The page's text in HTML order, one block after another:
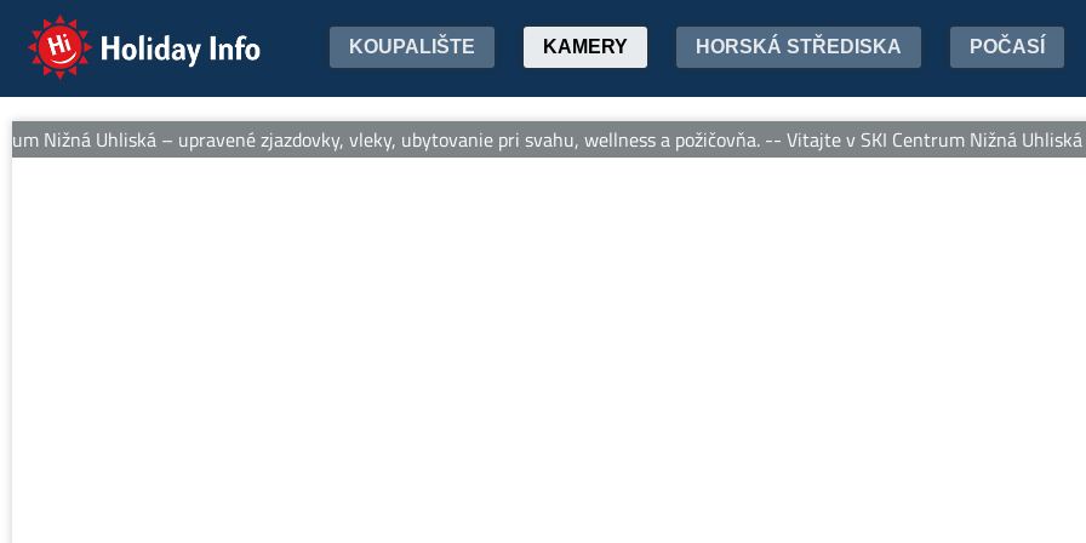
Holiday Info KOUPALIŠTE KAMERY HORSKÁ STŘEDISKA POČASÍ
Nižná Uhliská – upravené zjazdovky, vleky, ubytovanie pri svahu, wellness a požičovňa. -- Vitajte v SKI Centrum Nižná Uhliská